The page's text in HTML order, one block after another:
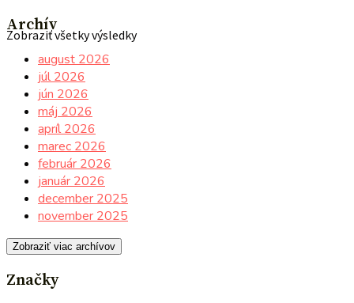
Zobraziť všetky výsledky
Archív
august 2026
júl 2026
jún 2026
máj 2026
apríl 2026
marec 2026
február 2026
január 2026
december 2025
november 2025
Zobraziť viac archívov
Značky